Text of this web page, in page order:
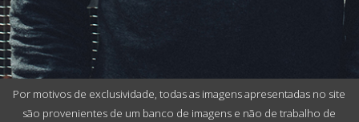
Por motivos de exclusividade, todas as imagens apresentadas no site
são provenientes de um banco de imagens e não de trabalho de